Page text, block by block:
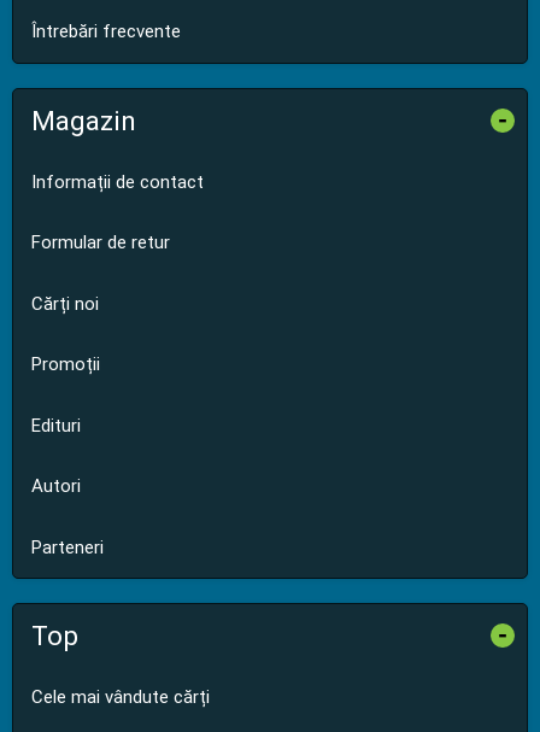
Întrebări frecvente
Magazin -
Informații de contact
Formular de retur
Cărți noi
Promoții
Edituri
Autori
Parteneri
Top -
Cele mai vândute cărți